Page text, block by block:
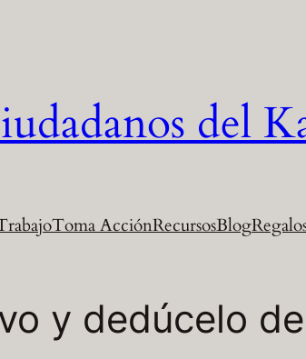
del
Toma AcciónRecursosBlog
y dedúcelo